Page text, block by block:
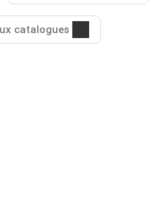
catalogues